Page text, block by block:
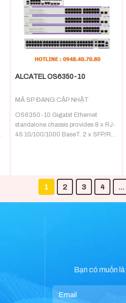
ALCATEL OS6350-10
MÃ SP ĐANG CẬP NHẬT
OS6350-10 Gigabit Ethernet
standalone chassis provides 8 x RJ-
45 10/100/1000 BaseT. 2 x SFP/RJ-
1 2 3 4 …
Bạn có muốn